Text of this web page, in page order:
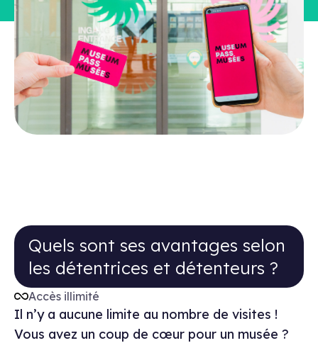
Quels sont ses avantages selon les
Quels sont ses avantages selon
les détentrices et détenteurs ?
Accès illimité
Il n’y a aucune limite au nombre de visites !
Vous avez un coup de cœur pour un musée ?